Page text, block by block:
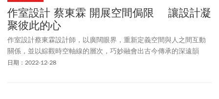
作室設計 蔡東霖 開展空間侷限 讓設計凝
聚彼此的心
作室設計蔡東霖設計師，以廣闊眼界，重新定義空間與人之間互動
關係，並以綜觀時空軸線的層次，巧妙融會出古今傳承的深遠韻
味。
日期：2022-12-28